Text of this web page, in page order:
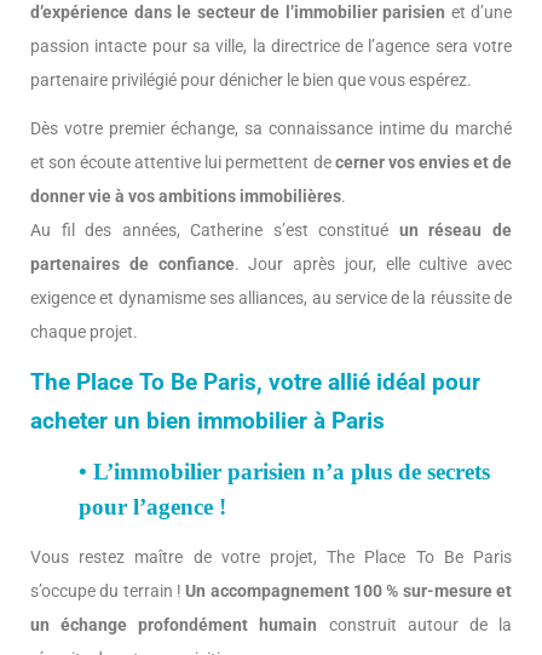
d’expérience dans le secteur de l’immobilier parisien et d’une
passion intacte pour sa ville, la directrice de l’agence sera votre
partenaire privilégié pour dénicher le bien que vous espérez.
Dès votre premier échange, sa connaissance intime du marché
et son écoute attentive lui permettent decerner vos envies et de
donner vie à vos ambitions immobilières.
Au fil des années, Catherine s’est constitué un réseau de
partenaires de confiance. Jour après jour, elle cultive avec
exigence et dynamisme ses alliances, au service de la réussite de
chaque projet.
The Place To Be Paris, votre allié idéal pour
acheter un bien immobilier à Paris
• L’immobilier parisien n’a plus de secrets
pour l’agence !
Vous restez maître de votre projet, The Place To Be Paris
s’occupe du terrain !Un accompagnement 100 % sur-mesure et
un échange profondément humain construit autour de la